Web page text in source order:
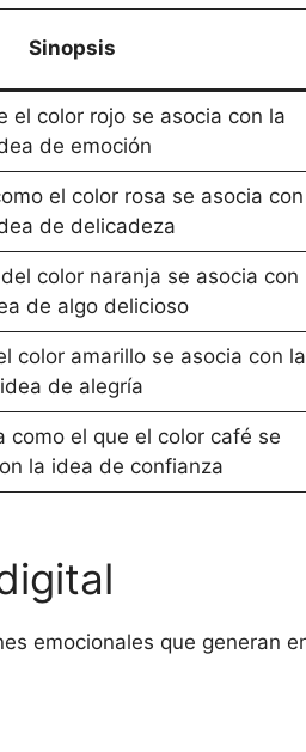
Sinopsis
el color rojo se asocia con la
de emoción
el color rosa se asocia con
de delicadeza
color naranja se asocia con
de algo delicioso
color amarillo se asocia con la
idea de alegría
como el que el color café se
la idea de confianza
emocionales que generan